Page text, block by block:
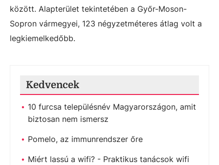
között. Alapterület tekintetében a Győr-Moson-
Sopron vármegyei, 123 négyzetméteres átlag volt a
legkiemelkedőbb.
Kedvencek
10 furcsa településnév Magyarországon, amit
biztosan nem ismersz
Pomelo, az immunrendszer őre
Miért lassú a wifi? - Praktikus tanácsok wifi